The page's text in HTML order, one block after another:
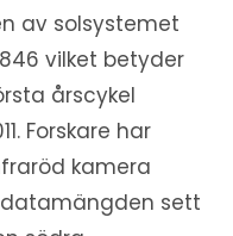
av solsystemet
vilket betyder
årscykel
Forskare har
kamera
sett